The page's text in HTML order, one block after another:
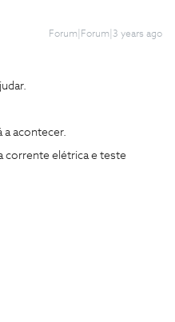
Forum|Forum|3 years ago
a acontecer.
corrente elétrica e teste